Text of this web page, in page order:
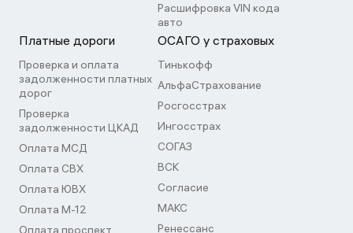
Расшифровка VIN кода
авто
Платные дороги
Проверка и оплата
задолженности платных
дорог
Проверка
задолженности ЦКАД
Оплата МСД
Оплата СВХ
Оплата ЮВХ
Оплата М-12
Оплата проспект
ОСАГО у страховых
Тинькофф
АльфаСтрахование
Росгосстрах
Ингосстрах
СОГАЗ
ВСК
Согласие
МАКС
Ренессанс